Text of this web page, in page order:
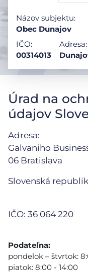
Názov subjektu:
Obec Dunajov
IČO:
00314013
Adresa:
Úrad na
údajov
Adresa:
Galvaniho
06 Bratislava
Slovenská
IČO: 36 064 220
Podateľna:
pondelok – štvrtok:
piatok: 8:00 - 14:00